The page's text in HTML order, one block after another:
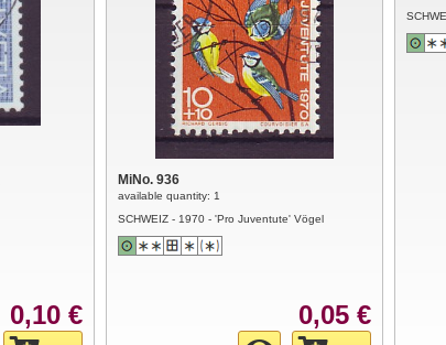
0,10 €
MiNo. 936
available quantity: 1
SCHWEIZ - 1970 - 'Pro Juventute' Vögel
0,05 €